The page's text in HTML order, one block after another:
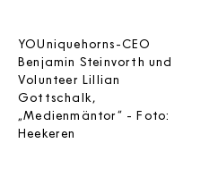
YOUniquehorns-CEO
Benjamin Steinvorth und
Volunteer Lillian
Gottschalk,
„Medienmäntor“ - Foto:
Heekeren